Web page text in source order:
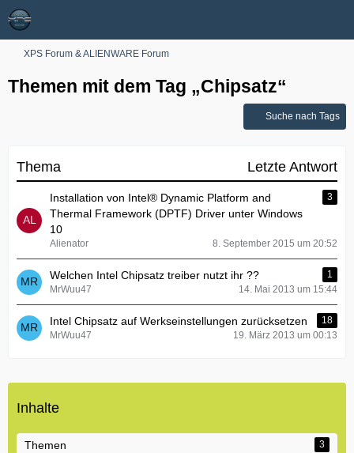
XPS Forum & ALIENWARE Forum
Themen mit dem Tag „Chipsatz“
Suche nach Tags
Thema Letzte Antwort
Installation von ​Intel® Dynamic Platform and
Thermal Framework (DPTF) Driver unter Windows
10
3
Alienator 8. September 2015 um 20:52
Welchen Intel Chipsatz treiber nutzt ihr ??
1
MrWuu47
14. Mai 2013 um 15:44
Intel Chipsatz auf Werkseinstellungen zurücksetzen
18
MrWuu47
19. März 2013 um 00:13
Inhalte
Themen 3